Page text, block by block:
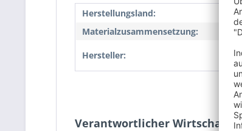
Herstellungsland:
Materialzusammensetzung:
Hersteller:
Verantwortlicher